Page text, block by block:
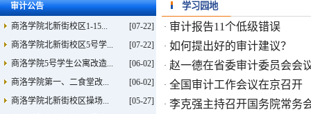
审计公告
商洛学院北新街校区1-15...
[07-22]
商洛学院北新街校区5号学...
[07-22]
商洛学院5号学生公寓改造...
[06-02]
商洛学院第一、二食堂改...
[06-02]
商洛学院北新街校区操场...
[05-27]
学习园地
· 审计报告11个低级错误
· 如何提出好的审计建议？
· 赵一德在省委审计委员会会
· 全国审计工作会议在京召开
· 李克强主持召开国务院常务